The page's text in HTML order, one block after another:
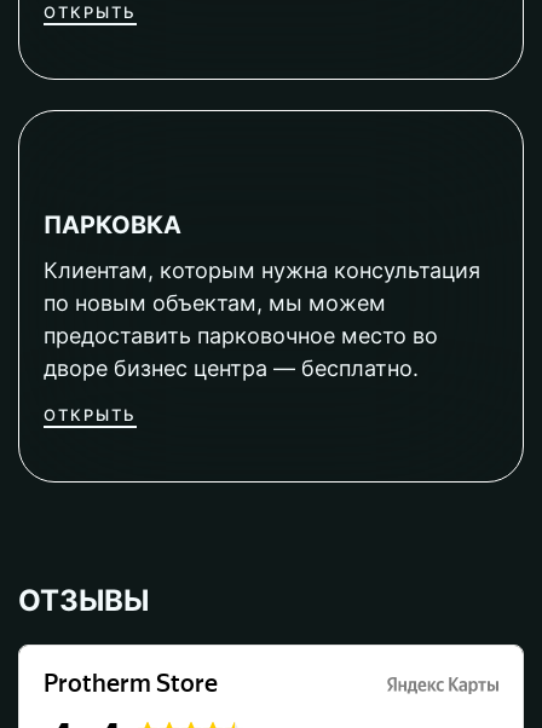
ОТКРЫТЬ
ПАРКОВКА
Клиентам, которым нужна консультация
по новым объектам, мы можем
предоставить парковочное место во
дворе бизнес центра — бесплатно.
ОТКРЫТЬ
ОТЗЫВЫ